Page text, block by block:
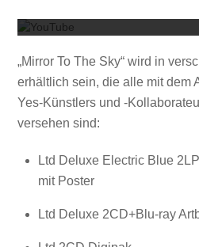
„Mirror To The Sky“ wird in
erhältlich sein, die alle mit dem
Yes-Künstlers und -
versehen sind:
Ltd Deluxe Electric Blue
mit Poster
Ltd Deluxe 2CD+Blu-ray